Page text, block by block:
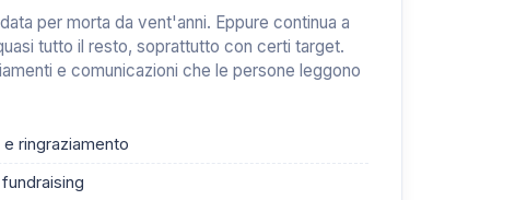
per morta da vent'anni. Eppure continua a
tutto il resto, soprattutto con certi target.
e comunicazioni che le persone leggono
ringraziamento